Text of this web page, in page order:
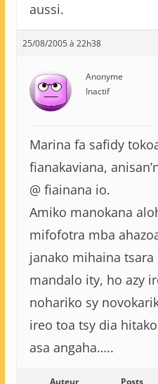
aussi.
25/08/2005 à 22h38
Anonyme
Inactif
Marina fa safidy
fianakaviana,
@ fiainana io.
Amiko manokana
mifofotra mba
janako mihaina tsara
mandalo ity, ho azy
nohariko sy
ireo toa tsy dia
asa angaha…..
Auteur Posts